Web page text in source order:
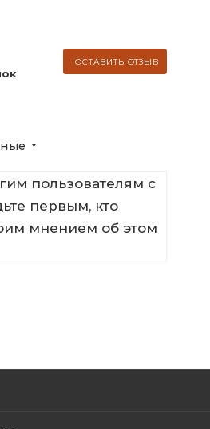
ОСТАВИТЬ ОТЗЫВ
пользователям с
первым, кто
мнением об этом